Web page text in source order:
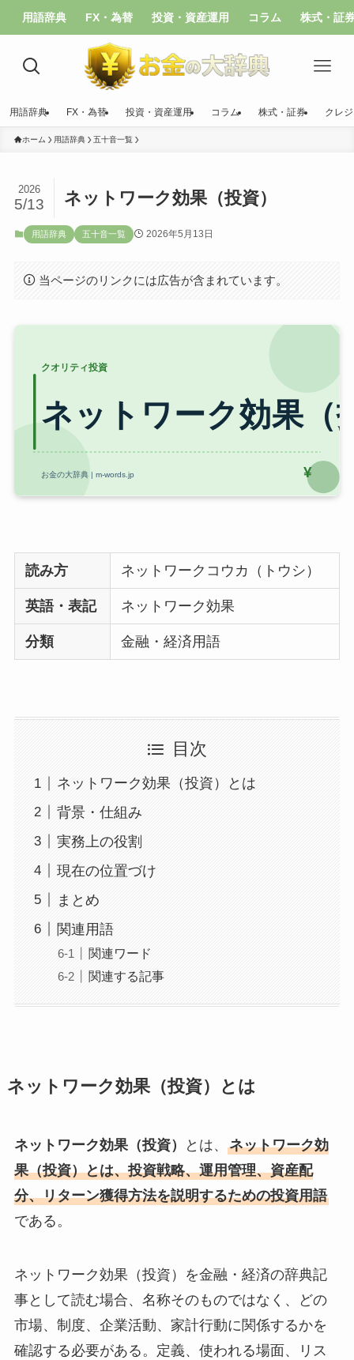
用語辞典 FX・為替 投資・資産運用 コラム 株式・証
用語辞典 FX・為替 投資・資産運用 コラム 株式・証券 クレ
ホーム 用語辞典 五十音一覧
ネットワーク効果（投資）
2026
5/13
用語辞典 五十音一覧 2026年5月13日
当ページのリンクには広告が含まれています。
読み方 ネットワークコウカ（トウシ）
英語・表記 ネットワーク効果
分類 金融・経済用語
目次
ネットワーク効果（投資）とは
背景・仕組み
実務上の役割
現在の位置づけ
まとめ
関連用語
関連ワード
関連する記事
ネットワーク効果（投資）とは
ネットワーク効果（投資） とは、 ネットワーク効
果（投資）とは、投資戦略、運用管理、資産配
分、リターン獲得方法を説明するための投資用語
である。
ネットワーク効果（投資）を金融・経済の辞典記
事として読む場合、名称そのものではなく、どの
市場、制度、企業活動、家計行動に関係するかを
確認する必要がある。定義、使われる場面、リス